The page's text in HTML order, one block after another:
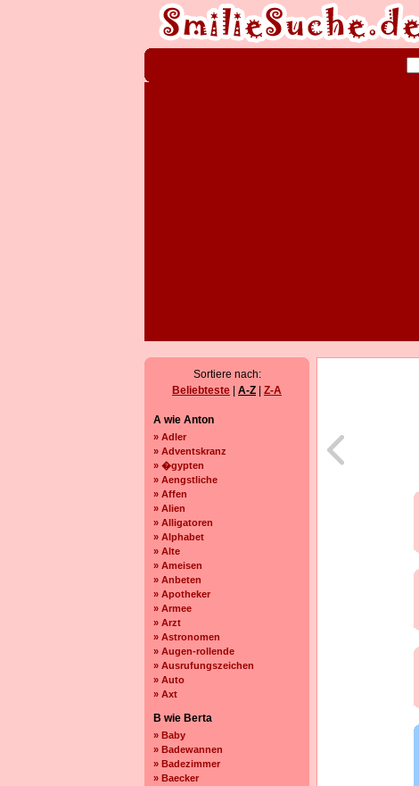
Sortiere nach:
Beliebteste
A-Z Z-A
A wie Anton
» Adler
» Adventskranz
» �gypten
» Aengstliche
» Affen
» Alien
» Alligatoren
» Alphabet
» Alte
» Ameisen
» Anbeten
» Apotheker
» Armee
» Arzt
» Astronomen
» Augen-rollende
» Ausrufungszeichen
» Auto
» Axt
B wie Berta
» Baby
» Badewannen
» Badezimmer
» Baecker